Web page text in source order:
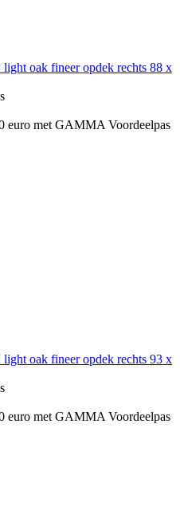
oak fineer opdek rechts 88 x
euro met GAMMA Voordeelpas
oak fineer opdek rechts 93 x
euro met GAMMA Voordeelpas